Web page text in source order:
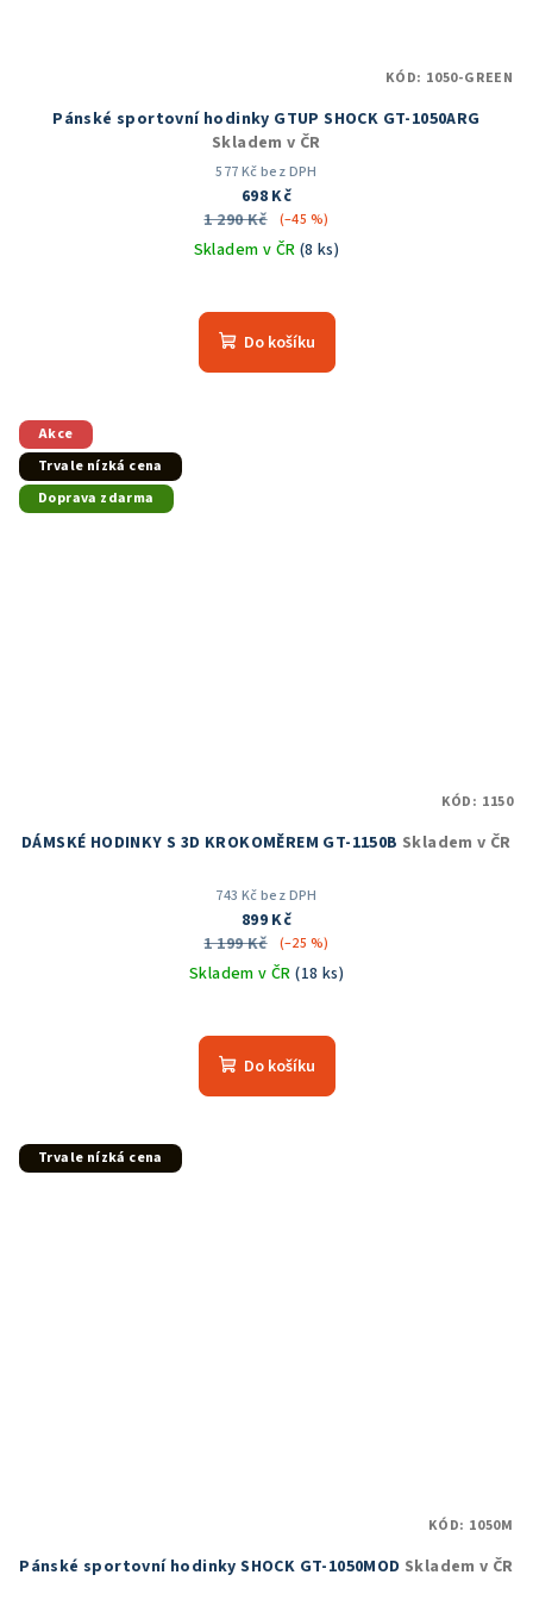
Pánské sportovní hodinky GTUP SHOCK GT-1050ARG
Skladem v ČR
577 Kč bez DPH
698 Kč
1 290 Kč
(–45 %)
Skladem v ČR (8 ks)
hodnocení
produktu
Do košíku
KÓD: 1050-GREEN
Akce
Trvale nízká cena
Doprava zdarma
DÁMSKÉ HODINKY S 3D KROKOMĚREM GT-1150B Skladem v ČR
743 Kč bez DPH
899 Kč
1 199 Kč
(–25 %)
Skladem v ČR(18 ks)
hodnocení
produktu
Do košíku
KÓD: 1150
Trvale nízká cena
Pánské sportovní hodinky SHOCK GT-1050MOD Skladem v ČR
KÓD: 1050M